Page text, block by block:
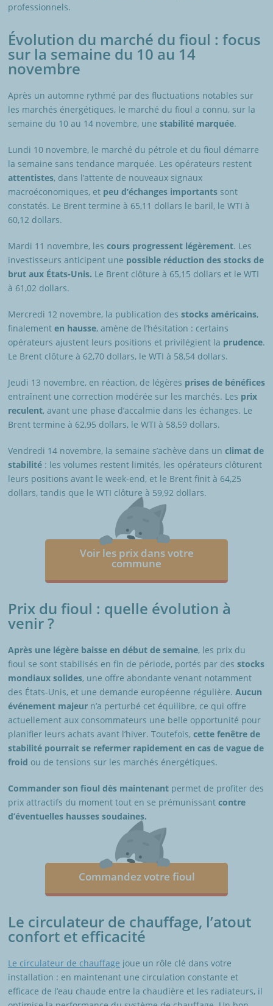
professionnels.
Évolution du marché du fioul : focus
sur la semaine du 10 au 14
novembre
Après un automne rythmé par des fluctuations notables sur
les marchés énergétiques, le marché du fioul a connu, sur la
semaine du 10 au 14 novembre, une stabilité marquée.
Lundi 10 novembre, le marché du pétrole et du fioul démarre
la semaine sans tendance marquée. Les opérateurs restent
attentistes, dans l’attente de nouveaux signaux
macroéconomiques, et peu d’échanges importants sont
constatés. Le Brent termine à 65,11 dollars le baril, le WTI à
60,12 dollars.
Mardi 11 novembre, les cours progressent légèrement. Les
investisseurs anticipent une possible réduction des stocks de
brut aux États-Unis. Le Brent clôture à 65,15 dollars et le WTI
à 61,02 dollars.
Mercredi 12 novembre, la publication des stocks américains,
finalement en hausse, amène de l’hésitation : certains
opérateurs ajustent leurs positions et privilégient la prudence.
Le Brent clôture à 62,70 dollars, le WTI à 58,54 dollars.
Jeudi 13 novembre, en réaction, de légères prises de bénéfices
entraînent une correction modérée sur les marchés. Les prix
reculent, avant une phase d’accalmie dans les échanges. Le
Brent termine à 62,95 dollars, le WTI à 58,59 dollars.
Vendredi 14 novembre, la semaine s’achève dans un climat de
stabilité : les volumes restent limités, les opérateurs clôturent
leurs positions avant le week-end, et le Brent finit à 64,25
dollars, tandis que le WTI clôture à 59,92 dollars.
Voir les prix dans votre
commune
Prix du fioul : quelle évolution à
venir ?
Après une légère baisse en début de semaine, les prix du
fioul se sont stabilisés en fin de période, portés par des stocks
mondiaux solides, une offre abondante venant notamment
des États-Unis, et une demande européenne régulière. Aucun
événement majeur n’a perturbé cet équilibre, ce qui offre
actuellement aux consommateurs une belle opportunité pour
planifier leurs achats avant l’hiver. Toutefois, cette fenêtre de
stabilité pourrait se refermer rapidement en cas de vague de
froid ou de tensions sur les marchés énergétiques.
Commander son fioul dès maintenant permet de profiter des
prix attractifs du moment tout en se prémunissant contre
d’éventuelles hausses soudaines.
Commandez votre fioul
Le circulateur de chauffage, l’atout
confort et efficacité
Le circulateur de chauffage joue un rôle clé dans votre
installation : en maintenant une circulation constante et
efficace de l’eau chaude entre la chaudière et les radiateurs, il